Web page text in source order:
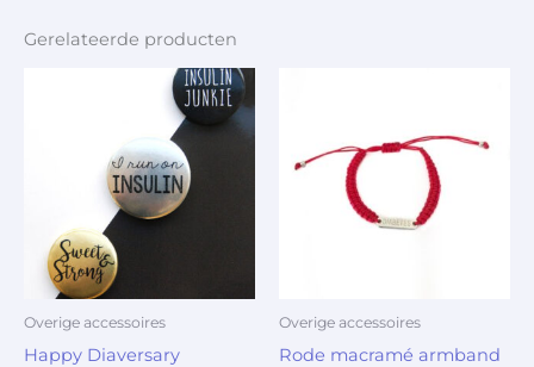
Gerelateerde producten
Overige accessoires
Happy Diaversary
Overige accessoires
Rode macramé armband